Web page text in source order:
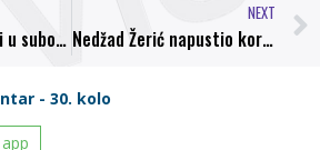
Demoni Visoko: Svi u subotu na stadion Luke kako bi zajedno podržali Bosnu protiv Rudara
NEXT
Nedžad Žerić napustio kormilo NK Podgrmeč